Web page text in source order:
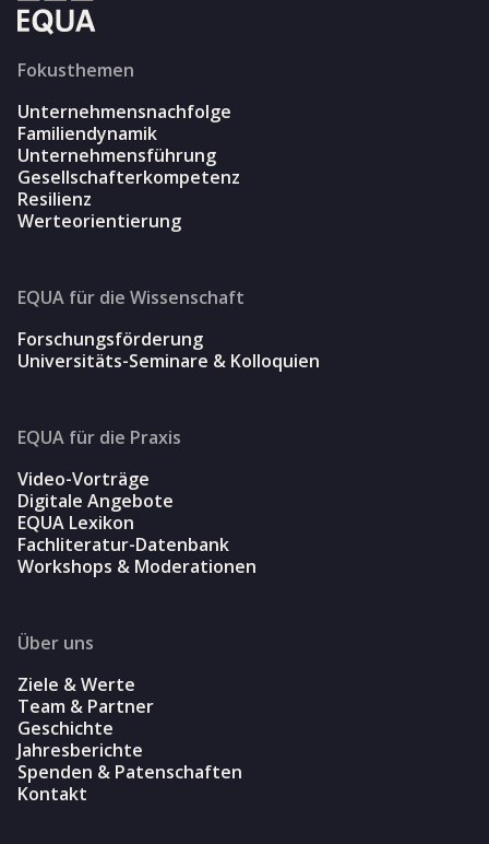
Fokusthemen
Unternehmensnachfolge
Familiendynamik
Unternehmensführung
Gesellschafterkompetenz
Resilienz
Werteorientierung
EQUA für die Wissenschaft
Forschungsförderung
Universitäts-Seminare & Kolloquien
EQUA für die Praxis
Video-Vorträge
Digitale Angebote
EQUA Lexikon
Fachliteratur-Datenbank
Workshops & Moderationen
Über uns
Ziele & Werte
Team & Partner
Geschichte
Jahresberichte
Spenden & Patenschaften
Kontakt